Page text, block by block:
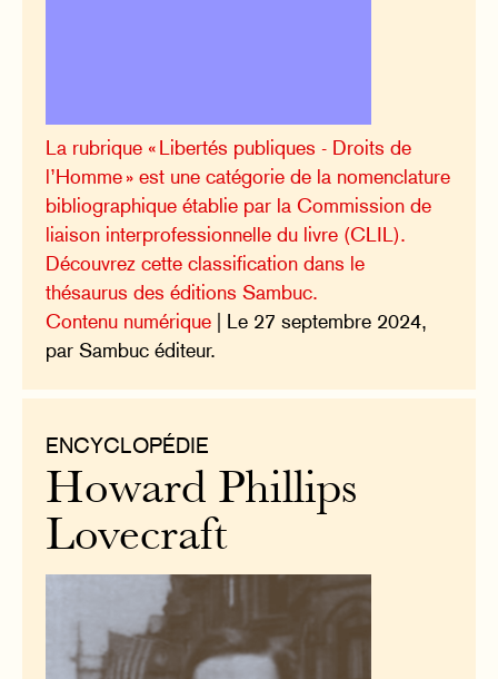
La rubrique « Libertés publiques - Droits de
l’Homme » est une catégorie de la nomenclature
bibliographique établie par la Commission de
liaison interprofessionnelle du livre (CLIL).
Découvrez cette classification dans le
thésaurus des éditions Sambuc.
Contenu numérique | Le 27 septembre 2024,
par Sambuc éditeur.
ENCYCLOPÉDIE
Howard Phillips
Lovecraft